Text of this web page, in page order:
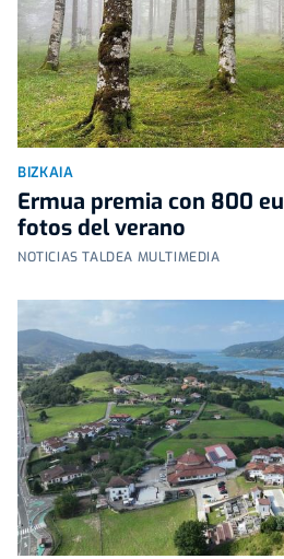
BIZKAIA
Ermua premia con 800
fotos del verano
NOTICIAS TALDEA MULTIMEDIA